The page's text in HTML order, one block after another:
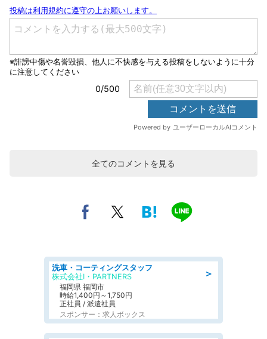
全てのコメントを見る
＞
洗車・コーティングスタッフ
株式会社I・PARTNERS
福岡県 福岡市
時給1,400円～1,750円
正社員 / 派遣社員
スポンサー：求人ボックス